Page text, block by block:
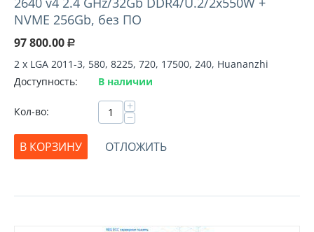
NVME 256Gb, без ПО
97 800.00 Р
2 х LGA 2011-3, 580, 8225, 720, 17500, 240, Huananzhi
Доступность:
В наличии
Кол-во: +
−
В КОРЗИНУ
ОТЛОЖИТЬ